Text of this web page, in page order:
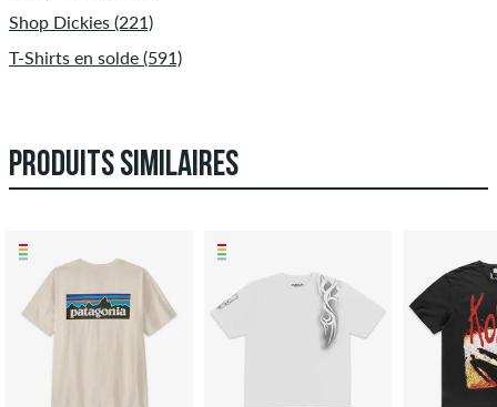
Shop Dickies (221)
T-Shirts en solde (591)
PRODUITS SIMILAIRES